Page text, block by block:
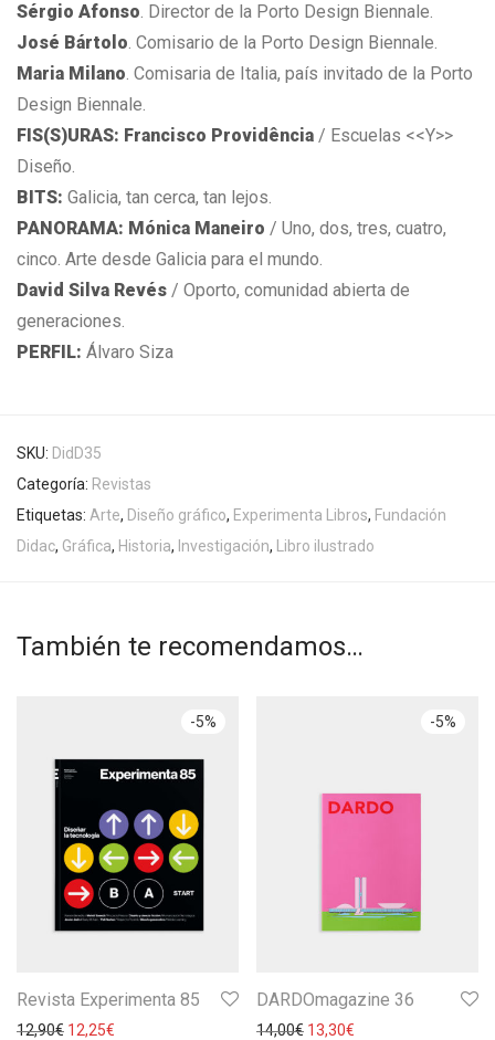
Sérgio Afonso. Director de la Porto Design Biennale.
José Bártolo. Comisario de la Porto Design Biennale.
Maria Milano. Comisaria de Italia, país invitado de la Porto
Design Biennale.
FIS(S)URAS: Francisco Providência / Escuelas <<Y>>
Diseño.
BITS: Galicia, tan cerca, tan lejos.
PANORAMA: Mónica Maneiro / Uno, dos, tres, cuatro,
cinco. Arte desde Galicia para el mundo.
David Silva Revés / Oporto, comunidad abierta de
generaciones.
PERFIL: Álvaro Siza
SKU: DidD35
Categoría: Revistas
Etiquetas: Arte, Diseño gráfico, Experimenta Libros, Fundación
Didac, Gráfica, Historia, Investigación, Libro ilustrado
También te recomendamos…
-5%
Revista Experimenta 85
12,90€ 12,25€
-5%
DARDOmagazine 36
14,00€ 13,30€